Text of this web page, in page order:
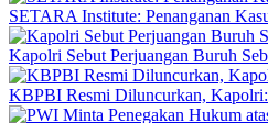
SETARA Institute: Penanganan
Kapolri Sebut Perjuangan Buruh
KBPBI Resmi Diluncurkan,